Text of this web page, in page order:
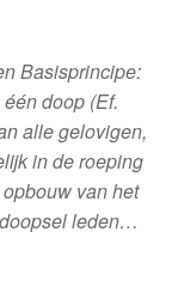
Basisprincipe:
doop (Ef.
alle gelovigen,
in de roeping
van het
leden…